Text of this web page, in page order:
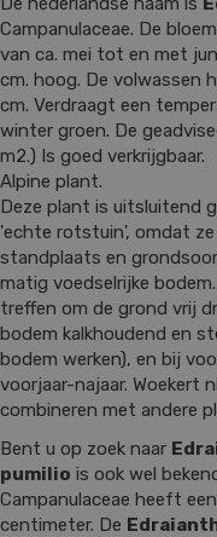
Campanulaceae. De
van ca. mei tot en met
cm. hoog. De volwassen
cm. Verdraagt een
winter groen. De
m2.) Is goed verkrijgbaar.
Alpine plant.
Deze plant is uitsluitend
'echte rotstuin', omdat ze
standplaats en
matig voedselrijke
treffen om de grond vrij
bodem kalkhoudend en
bodem werken), en bij
voorjaar-najaar. Woekert
combineren met andere
Bent u op zoek naar
pumilio is ook wel
Campanulaceae heeft
centimeter. De